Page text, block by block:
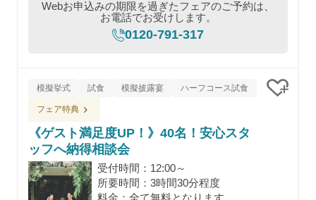
Webお申込みの期限を過ぎたフェアのご予約は、
お電話でお受けします。
0120-791-317
模擬挙式 試食 模擬披露宴 ハーフコース試食
フェア特典
《ゲスト満足度UP！》40名！安心スタ
ッフへ納得相談会
受付時間：12:00～
所要時間：3時間30分程度